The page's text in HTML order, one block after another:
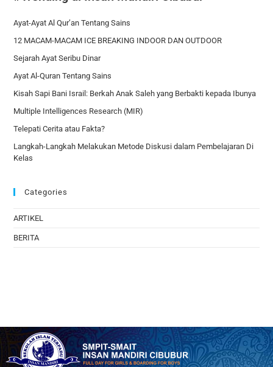
Ayat-Ayat Al Qur’an Tentang Sains
12 MACAM-MACAM ICE BREAKING INDOOR DAN OUTDOOR
Sejarah Ayat Seribu Dinar
Ayat Al-Quran Tentang Sains
Kisah Sapi Bani Israil: Berkah Anak Saleh yang Berbakti kepada Ibunya
Multiple Intelligences Research (MIR)
Telepati Cerita atau Fakta?
Langkah-Langkah Melakukan Metode Diskusi dalam Pembelajaran Di
Kelas
Categories
ARTIKEL
BERITA